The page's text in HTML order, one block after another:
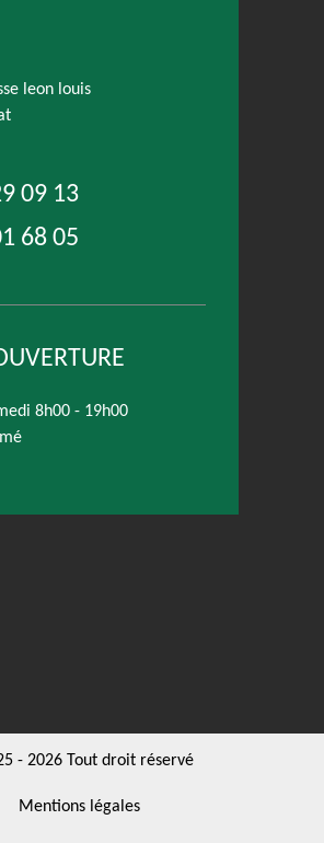
leon louis
09 13
68 05
8h00 - 19h00
- 2026 Tout droit réservé
Mentions légales